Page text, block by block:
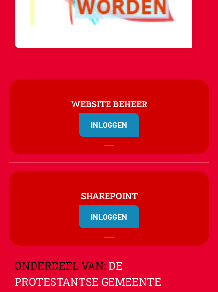
WEBSITE BEHEER
INLOGGEN
SHAREPOINT
INLOGGEN
ONDERDEEL VAN: DE
PROTESTANTSE GEMEENTE